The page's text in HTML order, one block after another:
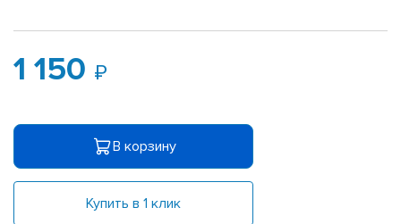
1 150
В корзину
Купить в 1 клик